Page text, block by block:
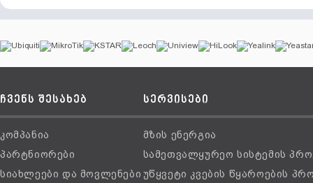
ჩვენს შესახებ
კომპანია
პარტნიორები
სიახლეები და მოვლენები
სერვისები
მზის ენერგია
სამეთვალყურეო სისტემის
უწყვეტი კვების წყაროების